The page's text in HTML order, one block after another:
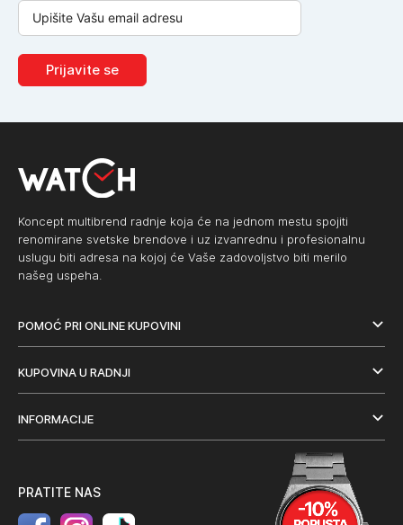
Prijavite se
Koncept multibrend radnje koja će na jednom mestu spojiti
renomirane svetske brendove i uz izvanrednu i profesionalnu
uslugu biti adresa na kojoj će Vaše zadovoljstvo biti merilo
našeg uspeha.
POMOĆ PRI ONLINE KUPOVINI
KUPOVINA U RADNJI
INFORMACIJE
PRATITE NAS